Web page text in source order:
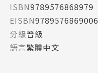
ISBN9789576868979
EISBN9789576869006
分級普級
語言繁體中文